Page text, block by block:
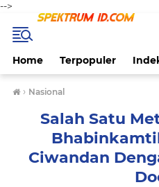
-->
Home Terpopuler
› Nasional
Salah Satu
Ciwandan